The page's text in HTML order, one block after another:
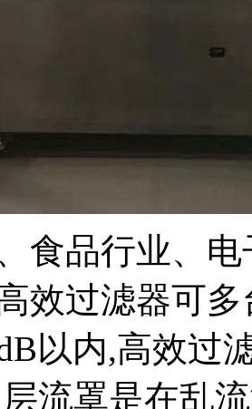
食品行业、
效过滤器可
以内,高效过
层流罩是在乱